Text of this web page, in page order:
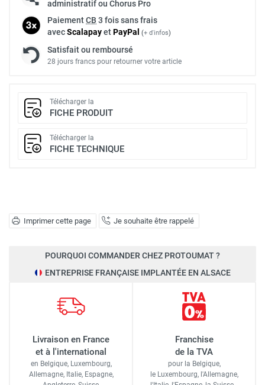
Imprimer cette page Je souhaite être rappelé
administratif ou Chorus Pro
PaiementCB 3 fois sans frais
avecScalapayetPayPal (+ d'infos)
Satisfait ou remboursé
28 jours francs pour retourner votre article
Télécharger la
FICHE PRODUIT
Télécharger la
FICHE TECHNIQUE
POURQUOI COMMANDER CHEZ PROTOUMAT ?
ENTREPRISE FRANÇAISE IMPLANTÉE EN ALSACE
Livraison en France
et à l'international
en Belgique, Luxembourg,
Allemagne, Italie, Espagne,
Franchise
de la TVA
pour la Belgique,
le Luxembourg, l'Allemagne,